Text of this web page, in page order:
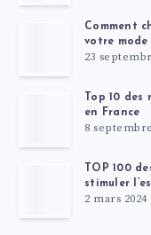
Comment
votre mode
23
Top 10
en France
8
TOP 100
stimuler
2 mars 2024